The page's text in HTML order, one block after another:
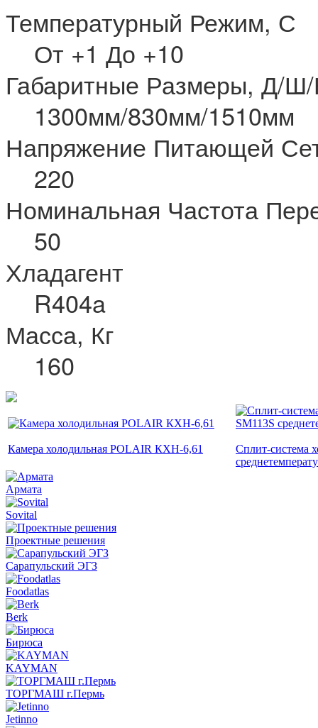
Температурный Режим, С
От +1 До +10
Габаритные Размеры, Д/
1300мм/830мм/1510мм
Напряжение Питающей
220
Номинальная Частота
50
Хладагент
R404a
Масса, Кг
160
Камера холодильная POLAIR КХН-6,61
Сплит-система
Армата
Sovital
Проектные решения
Сарапульский ЭГЗ
Foodatlas
Berk
Бирюса
KAYMAN
ТОРГМАШ г.Пермь
Jetinno